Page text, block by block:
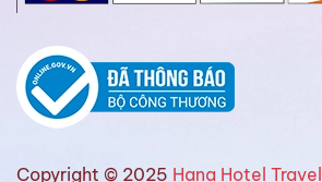
Copyright © 2025 Hana Hotel